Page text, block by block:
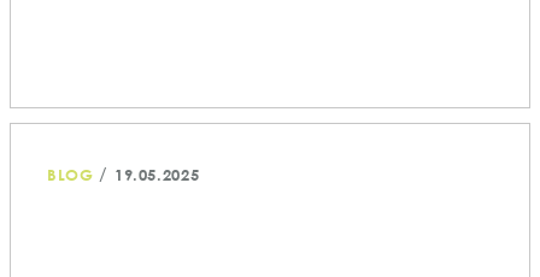
BLOG / 19.05.2025